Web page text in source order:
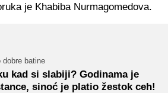
je Khabiba Nurmagomedova.
dobre batine
kad si slabiji? Godinama je
sinoć je platio žestok ceh!